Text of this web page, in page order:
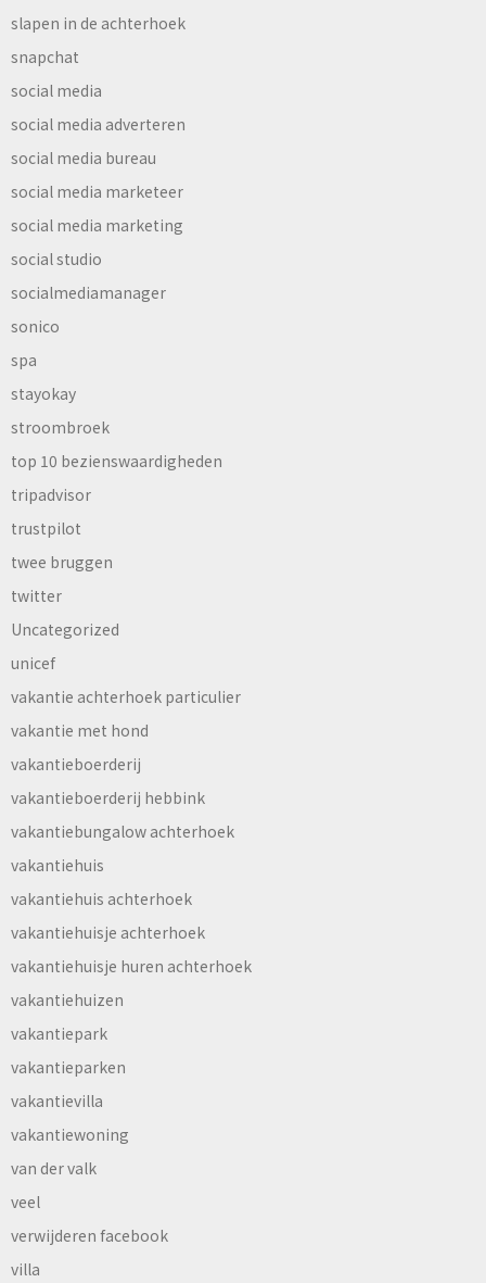
slapen in de achterhoek
snapchat
social media
social media adverteren
social media bureau
social media marketeer
social media marketing
social studio
socialmediamanager
sonico
spa
stayokay
stroombroek
top 10 bezienswaardigheden
tripadvisor
trustpilot
twee bruggen
twitter
Uncategorized
unicef
vakantie achterhoek particulier
vakantie met hond
vakantieboerderij
vakantieboerderij hebbink
vakantiebungalow achterhoek
vakantiehuis
vakantiehuis achterhoek
vakantiehuisje achterhoek
vakantiehuisje huren achterhoek
vakantiehuizen
vakantiepark
vakantieparken
vakantievilla
vakantiewoning
van der valk
veel
verwijderen facebook
villa